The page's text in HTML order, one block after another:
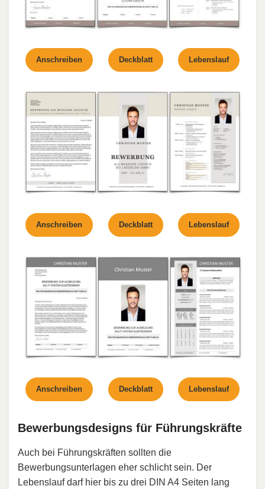
Anschreiben Deckblatt Lebenslauf
Anschreiben Deckblatt Lebenslauf
Anschreiben Deckblatt Lebenslauf
Bewerbungsdesigns für Führungskräfte
Auch bei Führungskräften sollten die
Bewerbungsunterlagen eher schlicht sein. Der
Lebenslauf darf hier bis zu drei DIN A4 Seiten lang